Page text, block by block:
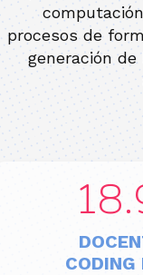
procesos de
generación
CODING